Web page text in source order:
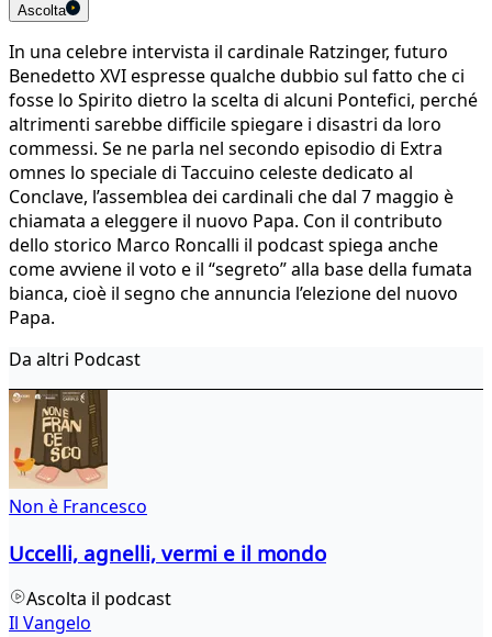
Ascolta
In una celebre intervista il cardinale Ratzinger, futuro
Benedetto XVI espresse qualche dubbio sul fatto che ci
fosse lo Spirito dietro la scelta di alcuni Pontefici, perché
altrimenti sarebbe difficile spiegare i disastri da loro
commessi. Se ne parla nel secondo episodio di Extra
omnes lo speciale di Taccuino celeste dedicato al
Conclave, l’assemblea dei cardinali che dal 7 maggio è
chiamata a eleggere il nuovo Papa. Con il contributo
dello storico Marco Roncalli il podcast spiega anche
come avviene il voto e il “segreto” alla base della fumata
bianca, cioè il segno che annuncia l’elezione del nuovo
Papa.
Da altri Podcast
Non è Francesco
Uccelli, agnelli, vermi e il mondo
Ascolta il podcast
Il Vangelo